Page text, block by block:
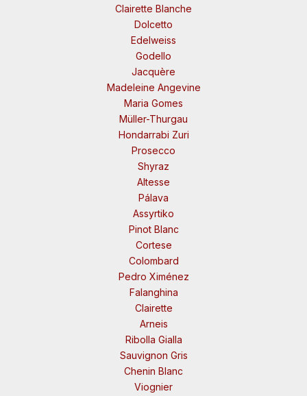
Clairette Blanche
Dolcetto
Edelweiss
Godello
Jacquère
Madeleine Angevine
Maria Gomes
Müller-Thurgau
Hondarrabi Zuri
Prosecco
Shyraz
Altesse
Pálava
Assyrtiko
Pinot Blanc
Cortese
Colombard
Pedro Ximénez
Falanghina
Clairette
Arneis
Ribolla Gialla
Sauvignon Gris
Chenin Blanc
Viognier